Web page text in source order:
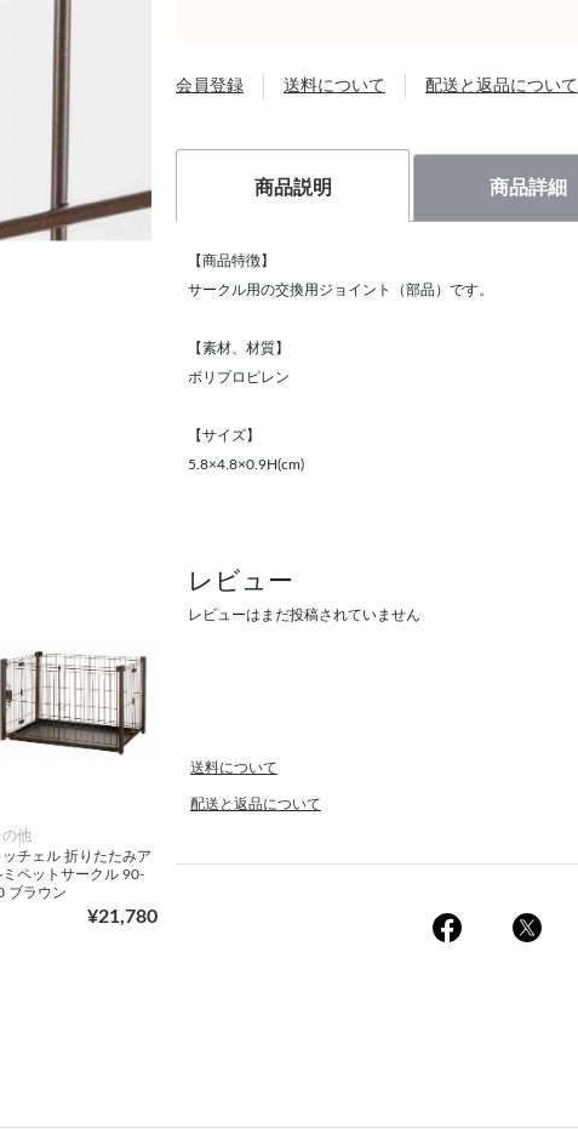
の他
ッチェル 折りたたみア
ミペットサークル 90-
ブラウン
¥21,780
会員登録 送料について 配送と返品について
商品説明 商品詳細
【商品特徴】
サークル用の交換用ジョイント（部品）です。
【素材、材質】
ポリプロピレン
【サイズ】
5.8×4.8×0.9H(cm)
レビュー
レビューはまだ投稿されていません
送料について
配送と返品について